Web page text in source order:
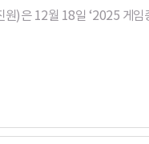
)은 12월 18일 ‘2025 게임